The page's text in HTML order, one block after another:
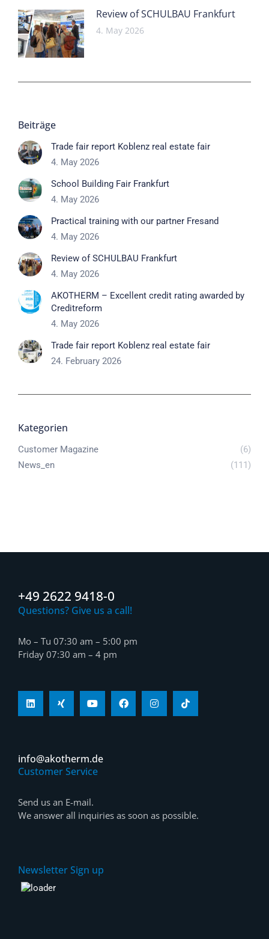
Review of SCHULBAU Frankfurt
4. May 2026
Beiträge
Trade fair report Koblenz real estate fair
4. May 2026
School Building Fair Frankfurt
4. May 2026
Practical training with our partner Fresand
4. May 2026
Review of SCHULBAU Frankfurt
4. May 2026
AKOTHERM – Excellent credit rating awarded by
Creditreform
4. May 2026
Trade fair report Koblenz real estate fair
24. February 2026
Kategorien
Customer Magazine
(6)
News_en
(111)
+49 2622 9418-0
Questions? Give us a call!
Mo – Tu 07:30 am – 5:00 pm
Friday 07:30 am – 4 pm
info@akotherm.de
Customer Service
Send us an E-mail.
We answer all inquiries as soon as possible.
Newsletter Sign up